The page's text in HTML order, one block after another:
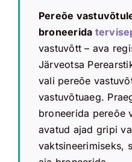
Pereõe
broneerida
vastuvõtt – ava
Järveotsa
vali pereõe
vastuvõtuaeg.
broneerida pereõe
avatud ajad gripi
vaktsineerimiseks,